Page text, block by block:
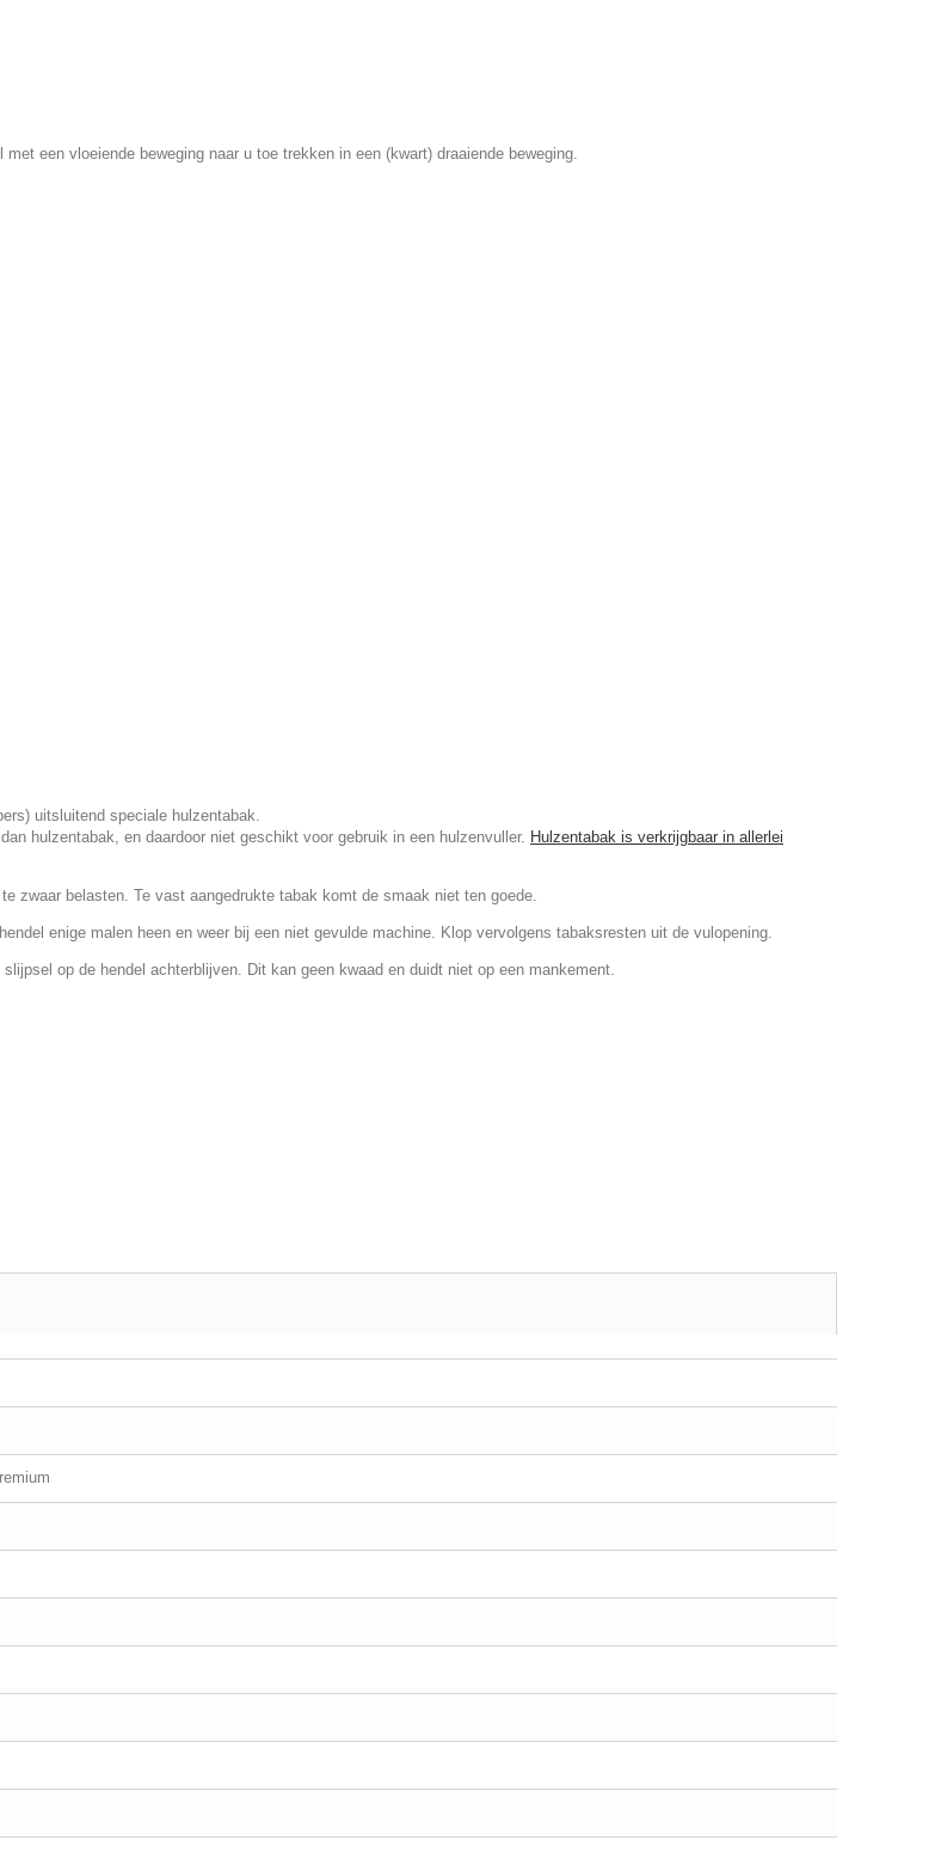
een vloeiende beweging naar u toe trekken in een (kwart) draaiende beweging.
uitsluitend speciale hulzentabak.
hulzentabak, en daardoor niet geschikt voor gebruik in een hulzenvuller. Hulzentabak is verkrijgbaar in allerlei
zwaar belasten. Te vast aangedrukte tabak komt de smaak niet ten goede.
enige malen heen en weer bij een niet gevulde machine. Klop vervolgens tabaksresten uit de vulopening.
op de hendel achterblijven. Dit kan geen kwaad en duidt niet op een mankement.